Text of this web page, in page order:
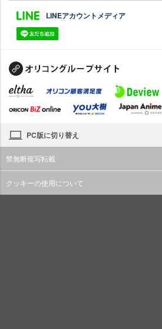
LINEアカウントメディア
PC版に切り替え
禁無断複写転載
クッキーの使用について